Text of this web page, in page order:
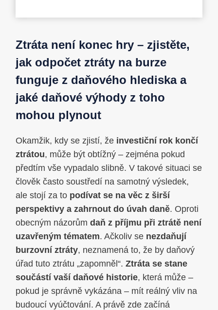
Ztráta není konec hry – zjistěte,
jak odpočet ztráty na burze
funguje z daňového hlediska a
jaké daňové výhody z toho
mohou plynout
Okamžik, kdy se zjistí, že investiční rok končí
ztrátou, může být obtížný – zejména pokud
předtím vše vypadalo slibně. V takové situaci se
člověk často soustředí na samotný výsledek,
ale stojí za to podívat se na věc z širší
perspektivy a zahrnout do úvah daně. Oproti
obecným názorům daň z příjmu při ztrátě není
uzavřeným tématem. Ačkoliv se nezdaňují
burzovní ztráty, neznamená to, že by daňový
úřad tuto ztrátu „zapomněl“. Ztráta se stane
součástí vaší daňové historie, která může –
pokud je správně vykázána – mít reálný vliv na
budoucí vyúčtování. A právě zde začíná